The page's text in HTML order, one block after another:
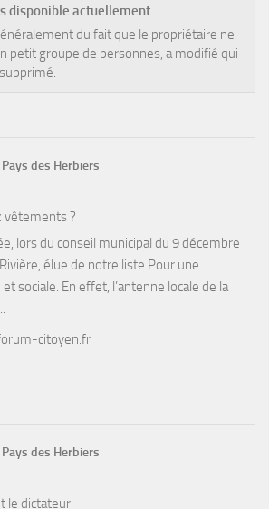
disponible actuellement
du fait que le propriétaire ne
petit groupe de personnes, a modifié qui
des Herbiers
vêtements ?
lors du conseil municipal du 9 décembre
élue de notre liste Pour une
sociale. En effet, l’antenne locale de la
citoyen.fr
des Herbiers
le dictateur